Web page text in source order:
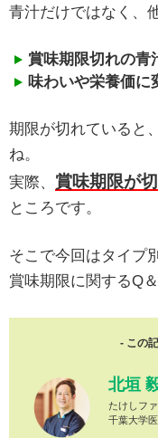
青汁だけではなく、
賞味期限切れの青
味わいや栄養価に
期限が切れていると
ね。
実際、 賞味期限が
ところです。
そこで今回はタイプ
賞味期限に関するQ
- この
北垣
たけしフ
千葉大学